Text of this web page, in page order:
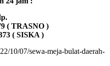
( TRASNO )
( SISKA )
10/07/sewa-meja-bulat-daerah-